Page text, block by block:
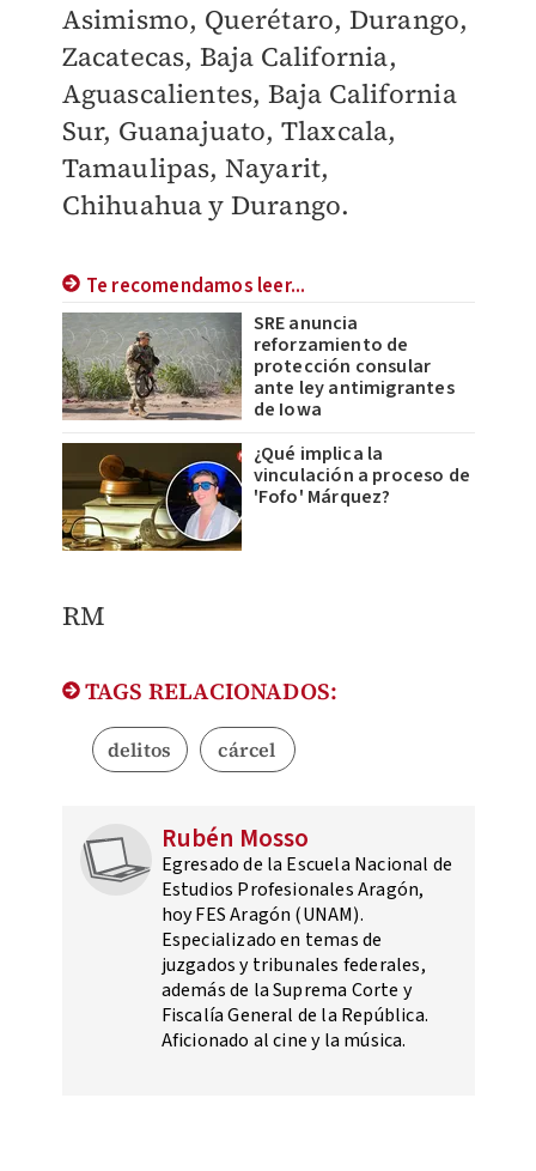
Asimismo, Querétaro, Durango,
Zacatecas, Baja California,
Aguascalientes, Baja California
Sur, Guanajuato, Tlaxcala,
Tamaulipas, Nayarit,
Chihuahua y Durango.
Te recomendamos leer...
SRE anuncia
reforzamiento de
protección consular
ante ley antimigrantes
de Iowa
¿Qué implica la
vinculación a proceso de
'Fofo' Márquez?
RM
TAGS RELACIONADOS:
delitos cárcel
Rubén Mosso
Egresado de la Escuela Nacional de
Estudios Profesionales Aragón,
hoy FES Aragón (UNAM).
Especializado en temas de
juzgados y tribunales federales,
además de la Suprema Corte y
Fiscalía General de la República.
Aficionado al cine y la música.